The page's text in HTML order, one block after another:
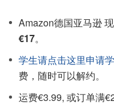
Amazon德国亚马逊
€17。
学生请点击这里申请
费，随时可以解约。
运费€3.99, 或订单满